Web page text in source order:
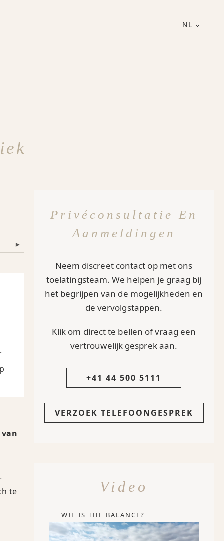
NL
▾
te
Privéconsultatie En
Aanmeldingen
Neem discreet contact op met ons
toelatingsteam. We helpen je graag bij
het begrijpen van de mogelijkheden en
de vervolgstappen.
Klik om direct te bellen of vraag een
vertrouwelijk gesprek aan.
+41 44 500 5111
VERZOEK TELEFOONGESPREK
Video
WIE IS THE BALANCE?